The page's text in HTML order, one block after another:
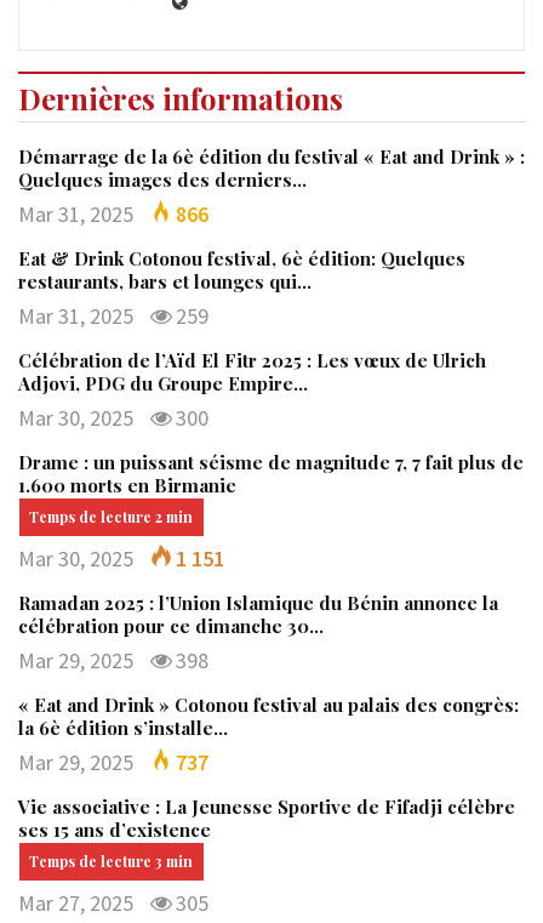
Dernières informations
Démarrage de la 6è édition du festival « Eat and Drink » :
Quelques images des derniers…
Mar 31, 2025 866
Eat & Drink Cotonou festival, 6è édition: Quelques
restaurants, bars et lounges qui…
Mar 31, 2025 259
Célébration de l’Aïd El Fitr 2025 : Les vœux de Ulrich
Adjovi, PDG du Groupe Empire…
Mar 30, 2025 300
Drame : un puissant séisme de magnitude 7, 7 fait plus de
1.600 morts en Birmanie
Mar 30, 2025 1 151
Ramadan 2025 : l’Union Islamique du Bénin annonce la
célébration pour ce dimanche 30…
Mar 29, 2025 398
« Eat and Drink » Cotonou festival au palais des congrès:
la 6è édition s’installe…
Mar 29, 2025 737
Vie associative : La Jeunesse Sportive de Fifadji célèbre
ses 15 ans d’existence
Mar 27, 2025 305